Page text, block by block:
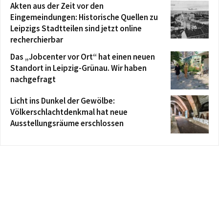
Akten aus der Zeit vor den
Eingemeindungen: Historische Quellen zu
Leipzigs Stadtteilen sind jetzt online
recherchierbar
Das „Jobcenter vor Ort“ hat einen neuen
Standort in Leipzig-Grünau. Wir haben
nachgefragt
Licht ins Dunkel der Gewölbe:
Völkerschlachtdenkmal hat neue
Ausstellungsräume erschlossen